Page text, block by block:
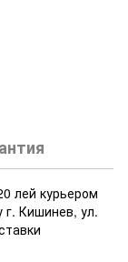
лей курьером
Кишинев, ул.